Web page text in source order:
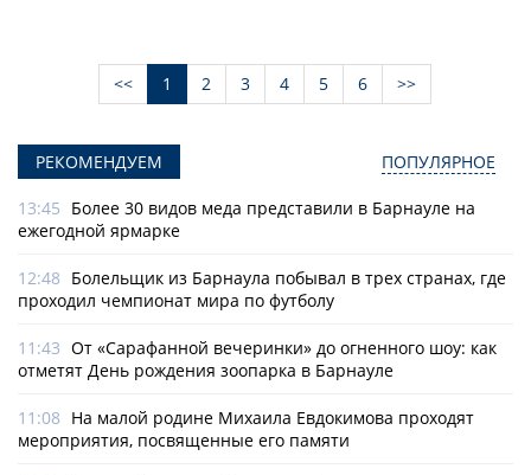
<< 1 2 3 4 5 6 >>
РЕКОМЕНДУЕМ ПОПУЛЯРНОЕ
13:45 Более 30 видов меда представили в Барнауле на
ежегодной ярмарке
12:48 Болельщик из Барнаула побывал в трех странах, где
проходил чемпионат мира по футболу
11:43 От «Сарафанной вечеринки» до огненного шоу: как
отметят День рождения зоопарка в Барнауле
11:08 На малой родине Михаила Евдокимова проходят
мероприятия, посвященные его памяти